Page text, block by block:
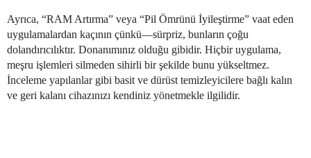
Ayrıca, “RAM Artırma” veya “Pil Ömrünü İyileştirme” vaat eden
uygulamalardan kaçının çünkü—sürpriz, bunların çoğu
dolandırıcılıktır. Donanımınız olduğu gibidir. Hiçbir uygulama,
meşru işlemleri silmeden sihirli bir şekilde bunu yükseltmez.
İnceleme yapılanlar gibi basit ve dürüst temizleyicilere bağlı kalın
ve geri kalanı cihazınızı kendiniz yönetmekle ilgilidir.